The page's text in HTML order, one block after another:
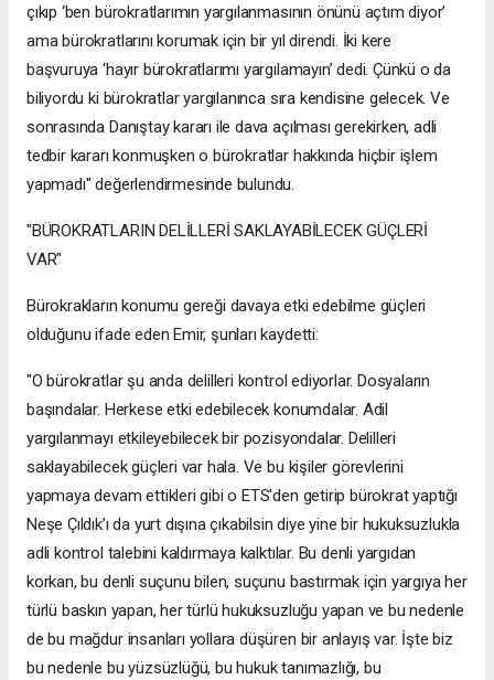
çıkıp ‘ben bürokratlarımın yargılanmasının önünü açtım diyor’
ama bürokratlarını korumak için bir yıl direndi. İki kere
başvuruya ‘hayır bürokratlarımı yargılamayın’ dedi. Çünkü o da
biliyordu ki bürokratlar yargılanınca sıra kendisine gelecek. Ve
sonrasında Danıştay kararı ile dava açılması gerekirken, adli
tedbir kararı konmuşken o bürokratlar hakkında hiçbir işlem
yapmadı" değerlendirmesinde bulundu.
"BÜROKRATLARIN DELİLLERİ SAKLAYABİLECEK GÜÇLERİ
VAR"
Bürokrakların konumu gereği davaya etki edebilme güçleri
olduğunu ifade eden Emir, şunları kaydetti:
"O bürokratlar şu anda delilleri kontrol ediyorlar. Dosyaların
başındalar. Herkese etki edebilecek konumdalar. Adil
yargılanmayı etkileyebilecek bir pozisyondalar. Delilleri
saklayabilecek güçleri var hala. Ve bu kişiler görevlerini
yapmaya devam ettikleri gibi o ETS'den getirip bürokrat yaptığı
Neşe Çıldık’ı da yurt dışına çıkabilsin diye yine bir hukuksuzlukla
adli kontrol talebini kaldırmaya kalktılar. Bu denli yargıdan
korkan, bu denli suçunu bilen, suçunu bastırmak için yargıya her
türlü baskın yapan, her türlü hukuksuzluğu yapan ve bu nedenle
de bu mağdur insanları yollara düşüren bir anlayış var. İşte biz
bu nedenle bu yüzsüzlüğü, bu hukuk tanımazlığı, bu